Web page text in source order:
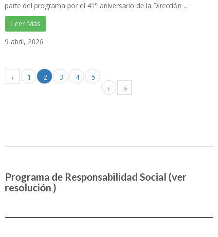
parte del programa por el 41° aniversario de la Dirección ...
Leer Más
9 abril, 2026
‹ 1 2 3 4
5
›
»
Programa de Responsabilidad Social (ver
resolución )